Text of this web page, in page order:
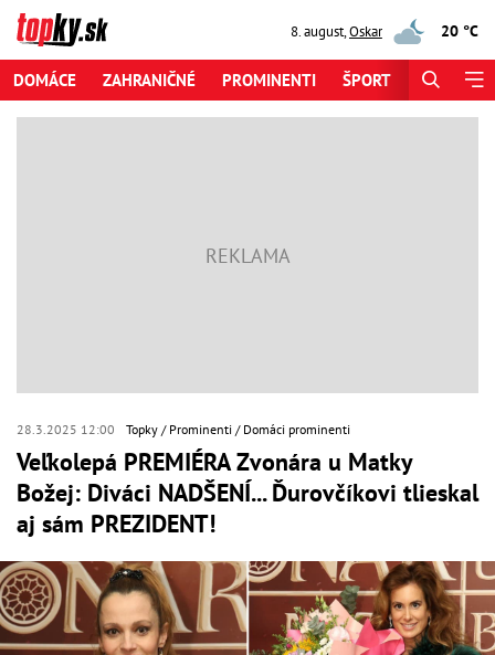
8. august,Oskar 20 °C
DOMÁCE ZAHRANIČNÉ PROMINENTI ŠPORT
28.3.2025 12:00 Topky Prominenti Domáci prominenti
Veľkolepá PREMIÉRA Zvonára u Matky
Božej: Diváci NADŠENÍ... Ďurovčíkovi tlieskal
aj sám PREZIDENT!